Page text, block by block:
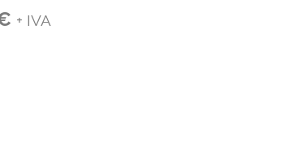
+ IVA